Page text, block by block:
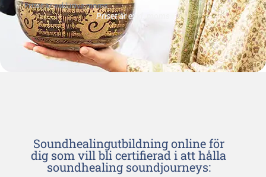
Priset är exklusive moms
Priset är exkl. moms
Soundhealingutbildning online för
dig som vill bli certifierad i att hålla
soundhealing soundjourneys: